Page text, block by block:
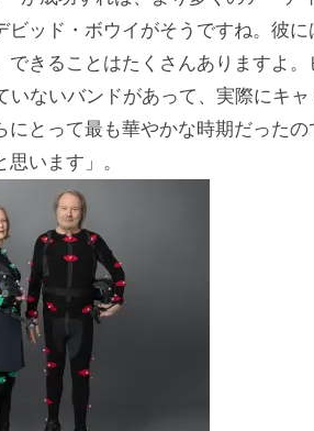
ビッド・ボウイがそうですね。彼
できることはたくさんありますよ
いないバンドがあって、実際にキ
とって最も華やかな時期だったの
います」。